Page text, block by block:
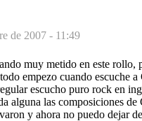
de 2007 - 11:49
muy metido en este rollo,
empezo cuando escuche a
escucho puro rock en
alguna las composiciones de
y ahora no puedo dejar